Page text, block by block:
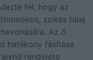
fel, hogy az
szikes talaj
Az ő
hatékony fásítása.
rendelete